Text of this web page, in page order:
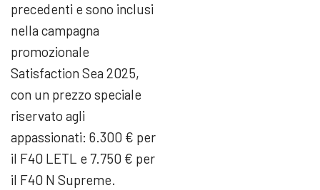
precedenti e sono inclusi
nella campagna
promozionale
Satisfaction Sea 2025,
con un prezzo speciale
riservato agli
appassionati: 6.300 € per
il F40 LETL e 7.750 € per
il F40 N Supreme.